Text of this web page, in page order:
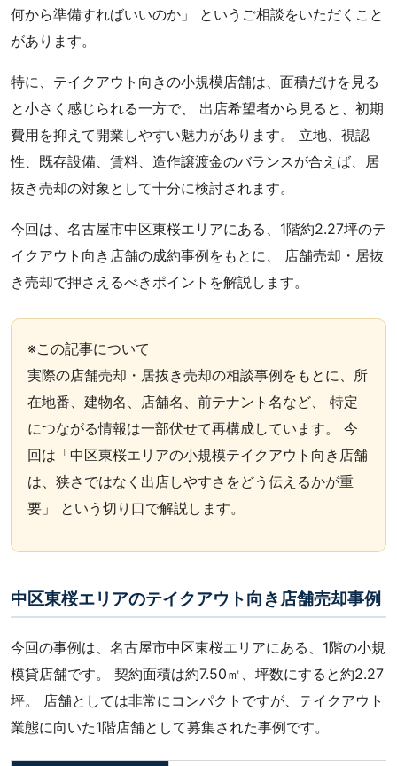
何から準備すればいいのか」 というご相談をいただくこと
があります。
特に、テイクアウト向きの小規模店舗は、面積だけを見る
と小さく感じられる一方で、 出店希望者から見ると、初期
費用を抑えて開業しやすい魅力があります。 立地、視認
性、既存設備、賃料、造作譲渡金のバランスが合えば、居
抜き売却の対象として十分に検討されます。
今回は、名古屋市中区東桜エリアにある、1階約2.27坪のテ
イクアウト向き店舗の成約事例をもとに、 店舗売却・居抜
き売却で押さえるべきポイントを解説します。
※この記事について
実際の店舗売却・居抜き売却の相談事例をもとに、所
在地番、建物名、店舗名、前テナント名など、 特定
につながる情報は一部伏せて再構成しています。 今
回は「中区東桜エリアの小規模テイクアウト向き店舗
は、狭さではなく出店しやすさをどう伝えるかが重
要」 という切り口で解説します。
中区東桜エリアのテイクアウト向き店舗売却事例
今回の事例は、名古屋市中区東桜エリアにある、1階の小規
模貸店舗です。 契約面積は約7.50㎡、坪数にすると約2.27
坪。 店舗としては非常にコンパクトですが、テイクアウト
業態に向いた1階店舗として募集された事例です。